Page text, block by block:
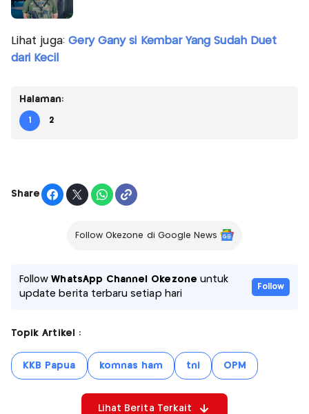
Lihat juga: Gery Gany si Kembar Yang Sudah Duet
dari Kecil
Halaman:
1 2
Share
Follow Okezone di Google News
FollowWhatsApp Channel Okezone untuk
update berita terbaru setiap hari
Follow
Topik Artikel :
KKB Papua komnas ham tni OPM
Lihat Berita Terkait